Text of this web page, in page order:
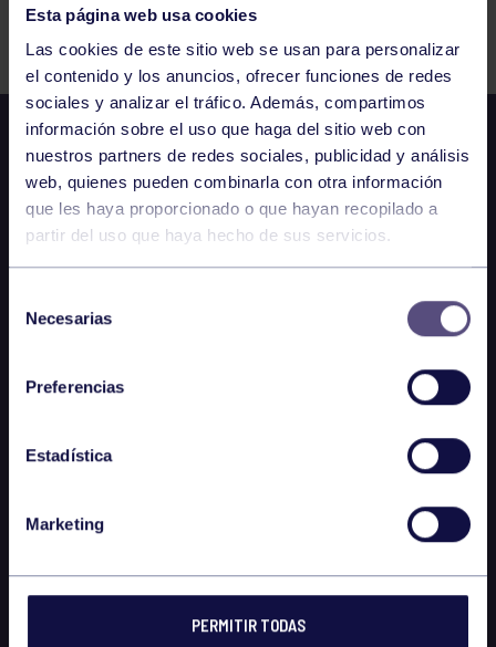
Esta página web usa cookies
Las cookies de este sitio web se usan para personalizar
el contenido y los anuncios, ofrecer funciones de redes
sociales y analizar el tráfico. Además, compartimos
información sobre el uso que haga del sitio web con
nuestros partners de redes sociales, publicidad y análisis
web, quienes pueden combinarla con otra información
que les haya proporcionado o que hayan recopilado a
partir del uso que haya hecho de sus servicios.
Necesarias
Preferencias
Estadística
Marketing
PERMITIR TODAS